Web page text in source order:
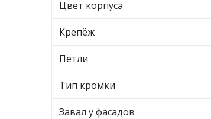
Цвет корпуса
Крепёж
Петли
Тип кромки
Завал у фасадов